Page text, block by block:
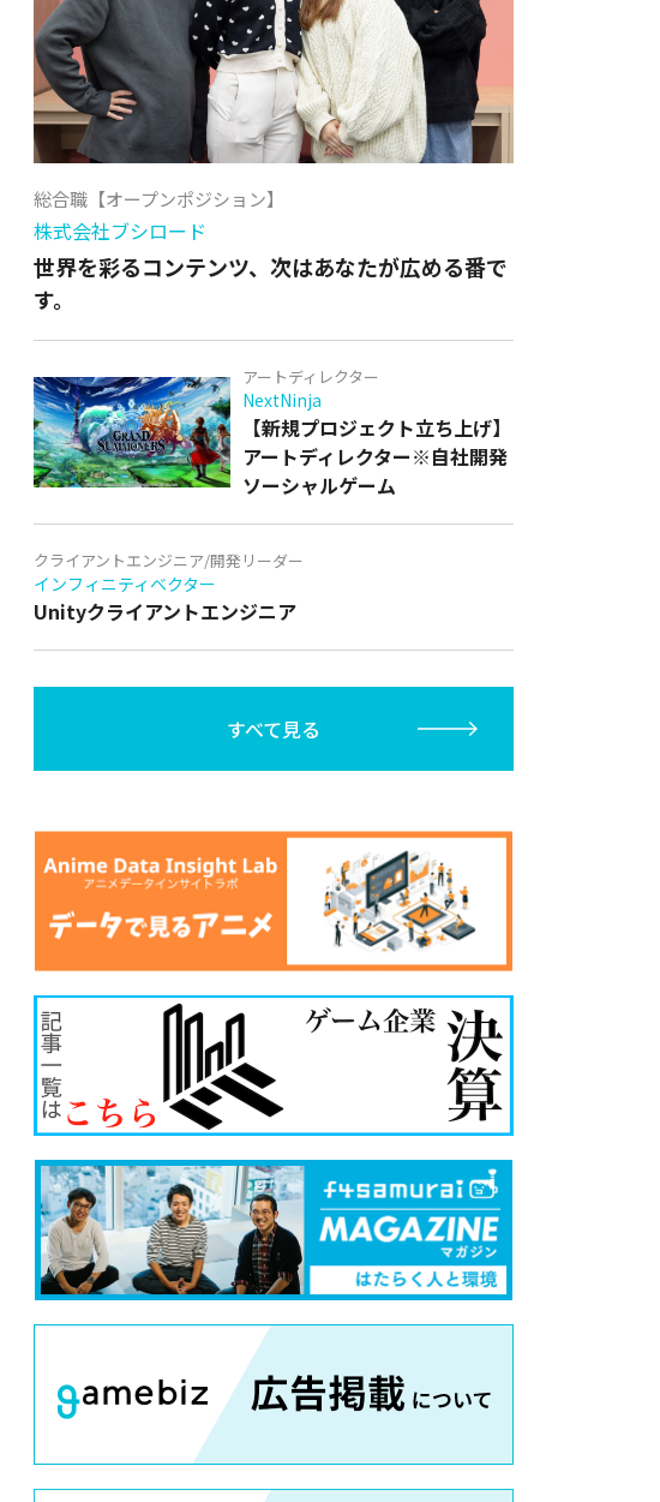
総合職【オープンポジション】
株式会社ブシロード
世界を彩るコンテンツ、次はあなたが広める番で
す。
アートディレクター
NextNinja
【新規プロジェクト立ち上げ】
アートディレクター※自社開発
ソーシャルゲーム
クライアントエンジニア/開発リーダー
インフィニティベクター
Unityクライアントエンジニア
すべて見る